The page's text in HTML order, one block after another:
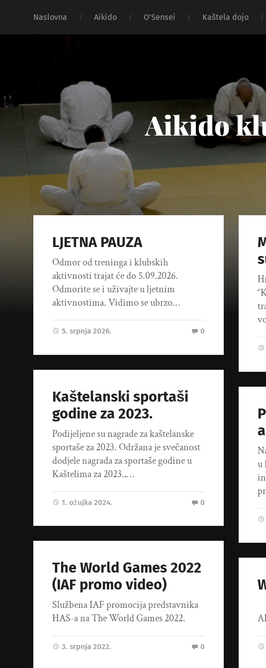
Naslovna Aikido O’Sensei Kaštela dojo
Aikido
LJETNA PAUZA
Odmor od treninga i klubskih
aktivnosti trajat će do 5.09.2026.
Odmorite se i uživajte u ljetnim
aktivnostima. Vidimo se ubrzo…
5. srpnja 2026. 0
Kaštelanski sportaši
godine za 2023.
Podijeljene su nagrade za kaštelanske
sportaše za 2023. Održana je svečanost
dodjele nagrada za sportaše godine u
Kaštelima za 2023.,…
1. ožujka 2024. 0
u
The World Games 2022
(IAF promo video)
Službena IAF promocija predstavnika
HAS-a na The World Games 2022.
3. srpnja 2022. 0